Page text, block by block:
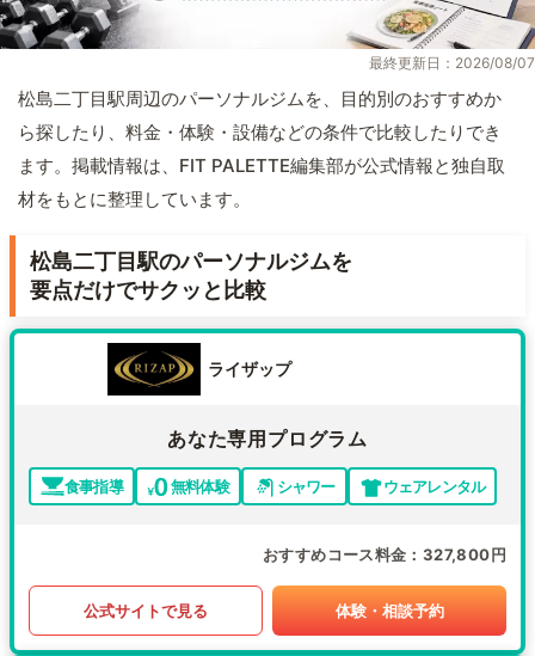
最終更新日：2026/08/07
松島二丁目駅周辺のパーソナルジムを、目的別のおすすめか
ら探したり、料金・体験・設備などの条件で比較したりでき
ます。掲載情報は、FIT PALETTE編集部が公式情報と独自取
材をもとに整理しています。
松島二丁目駅のパーソナルジムを
要点だけでサクッと比較
ライザップ
あなた専用プログラム
食事指導 無料体験 シャワー ウェアレンタル
おすすめコース料金 327,800円
公式サイトで見る 体験・相談予約